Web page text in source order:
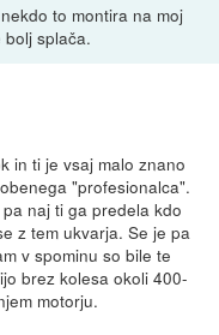
to montira na moj
splača.
in ti je vsaj malo znano
"profesionalca".
naj ti ga predela kdo
z tem ukvarja. Se je pa
v spominu so bile te
brez kolesa okoli 400-
motorju.